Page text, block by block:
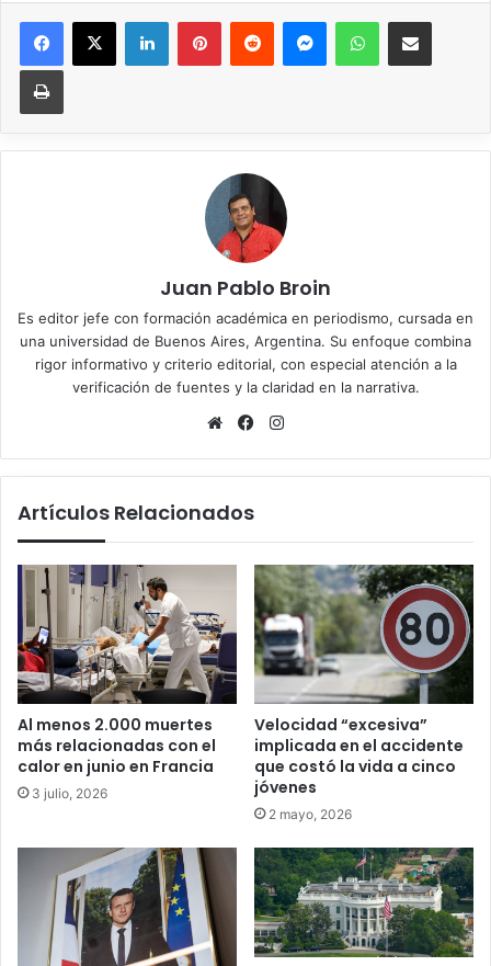
Facebook
X LinkedInPinterestReddit MessengerWhatsAppCompartir vía correo
Imprimir
Juan Pablo Broin
Es editor jefe con formación académica en periodismo, cursada en
una universidad de Buenos Aires, Argentina. Su enfoque combina
rigor informativo y criterio editorial, con especial atención a la
verificación de fuentes y la claridad en la narrativa.
Sitio
Facebook
Artículos Relacionados
Al menos 2.000 muertes
más relacionadas con el
calor en junio en Francia
3 julio, 2026
Velocidad “excesiva”
implicada en el accidente
que costó la vida a cinco
jóvenes
2 mayo, 2026